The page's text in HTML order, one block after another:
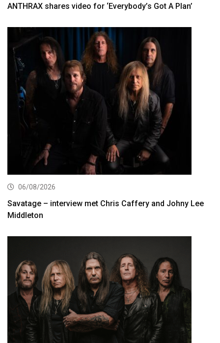
ANTHRAX shares video for ‘Everybody’s Got A Plan’
06/08/2026
Savatage – interview met Chris Caffery and Johny Lee
Middleton